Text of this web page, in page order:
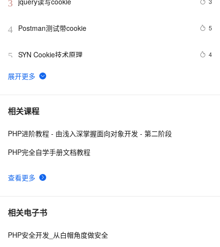
3
4 Postman测试带cookie 5
5 SYN Cookie技术原理 4
6 js中的cookie的设置获取和检查
7 Vue项目使用Cookie，以Json格式存入与读取Cookie，
8 Python的cookie处理分享
相关课程
查看更多
PHP进阶教程 - 由浅入深掌握面向对象开发 - 第二阶段
PHP完全自学手册文档教程
相关电子书
PHP安全开发_从白帽角度做安全